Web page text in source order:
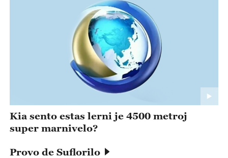
Kia sento estas lerni je 4500 metroj
super marnivelo?
Provo de Suflorilo